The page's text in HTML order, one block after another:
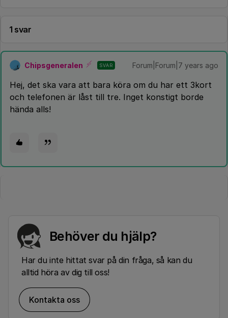
1 svar
Chipsgeneralen SVAR Forum|Forum|7 years ago
Hej, det ska vara att bara köra om du har ett 3kort
och telefonen är låst till tre. Inget konstigt borde
hända alls!
Behöver du hjälp?
Har du inte hittat svar på din fråga, så kan du
alltid höra av dig till oss!
Kontakta oss